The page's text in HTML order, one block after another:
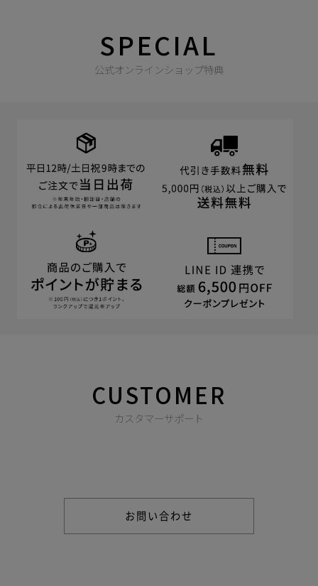
SPECIAL
公式オンラインショップ特典
CUSTOMER
カスタマーサポート
お問い合わせ